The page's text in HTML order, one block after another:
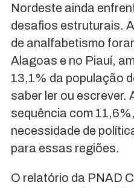
Nordeste ainda
desafios estruturais.
de analfabetismo
Alagoas e no Piauí,
13,1% da população
saber ler ou escrever.
sequência com
necessidade de
para essas regiões.
O relatório da PNAD